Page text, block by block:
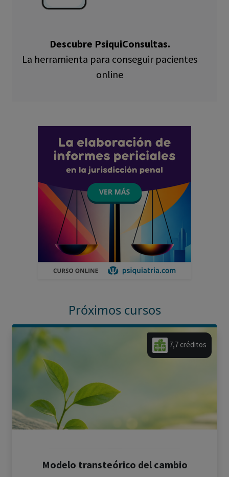
Descubre PsiquiConsultas.
La herramienta para conseguir pacientes
online
Próximos cursos
7,7 créditos
Modelo transteórico del cambio